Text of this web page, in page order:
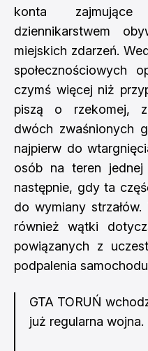
konta
dziennikarstwem
miejskich zdarzeń.
społecznościowych
czymś więcej niż
piszą o rzekomej,
dwóch zwaśnionych
najpierw do
osób na teren
następnie, gdy ta
do wymiany
również wątki
powiązanych z
podpalenia
GTA TORUŃ
już regularna wojna.